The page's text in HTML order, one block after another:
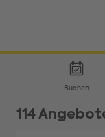
Buchen
114